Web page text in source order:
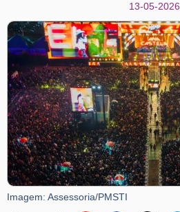
13-05-2026
Imagem: Assessoria/PMSTI